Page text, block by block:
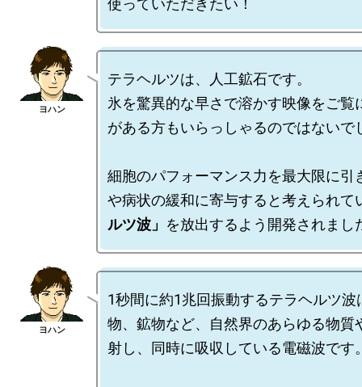
テラヘルツは、人工鉱石です。
氷を驚異的な早さで溶かす映像をご覧
がある方もいらっしゃるのではないで
細胞のパフォーマンス力を最大限に引
や病状の緩和に寄与すると考えられて
ルツ波」
1秒間に約1兆回振動するテラヘルツ波
物、鉱物など、自然界のあらゆる物質
射し、同時に吸収している電磁波です